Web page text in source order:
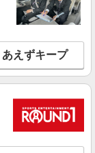
験・能力・資格等
時給1,257円 その
〇夜勤手当 〇深
〇早朝7:00〜
％UP
を見る
あえずキープ